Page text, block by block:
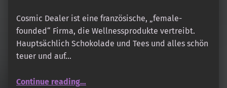
Cosmic Dealer ist eine französische, „female-
founded“ Firma, die Wellnessprodukte vertreibt.
Hauptsächlich Schokolade und Tees und alles schön
teuer und auf…
Continue reading“Cosmic Dealer – TAKE ME TO THE YOGA SHALA”
…